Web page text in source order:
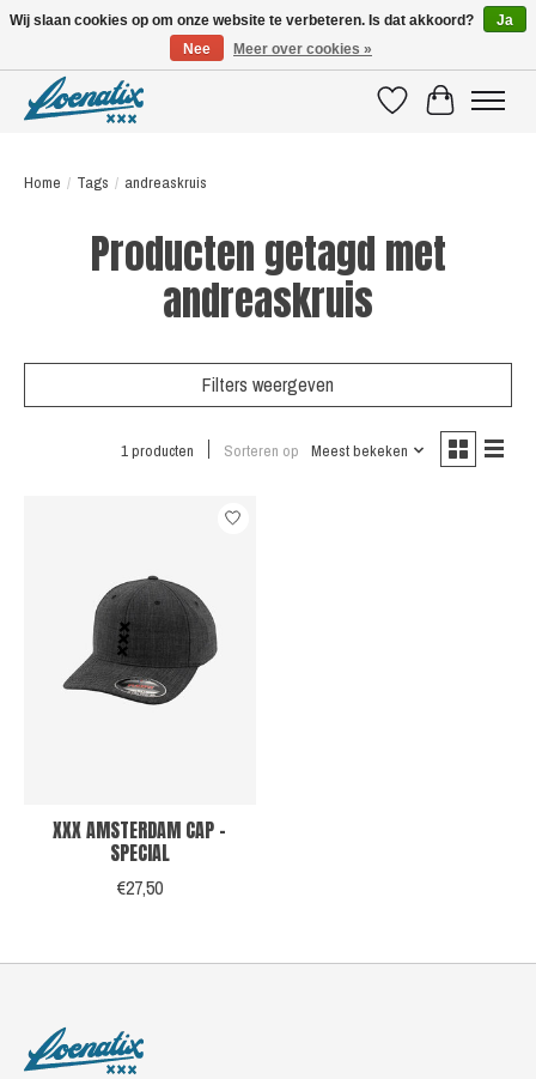
VerlanglijstWinkelwagen
Home / Tags / andreaskruis
Producten getagd met
andreaskruis
Filters weergeven
1 producten Sorteren op Meest bekeken
XXX AMSTERDAM CAP -
SPECIAL
€27,50
Wij slaan cookies op om onze website te verbeteren. Is dat akkoord?
Ja
Nee
Meer over cookies »